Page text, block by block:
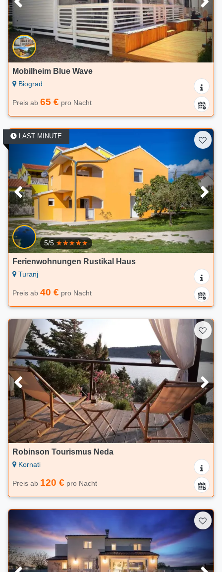
Mobilheim Blue Wave
Biograd
Preis ab 65 € pro Nacht
LAST MINUTE
5/5
Ferienwohnungen Rustikal Haus
Turanj
Preis ab 40 € pro Nacht
Robinson Tourismus Neda
Kornati
Preis ab 120 € pro Nacht